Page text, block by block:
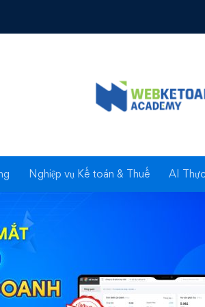
Nghiệp vụ Kế toán & Thuế AI
toán cho hộ kinh doanh đáp ứng Thông